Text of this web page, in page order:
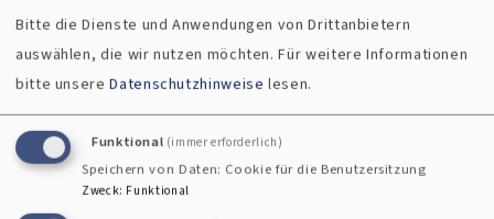
Bitte die Dienste und Anwendungen von Drittanbietern
auswählen, die wir nutzen möchten.Für weitere Informationen
bitte unsereDatenschutzhinweise lesen.
Funktional (immer erforderlich)
Speichern von Daten: Cookie für die Benutzersitzung
Zweck: Funktional